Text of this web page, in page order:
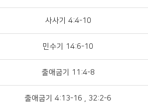
사사기 4:4-10
민수기 14:6-10
출애굽기 11:4-8
출애굽기 4:13-16 , 32:2-6